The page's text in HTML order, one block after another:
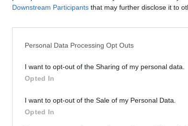
Downstream Participants that may further disclose it to
Personal Data Processing Opt Outs
I want to opt-out of the Sharing of my personal data.
Opted In
I want to opt-out of the Sale of my Personal Data.
Opted In
Ribera
Meritxell Roigé denuncia que el